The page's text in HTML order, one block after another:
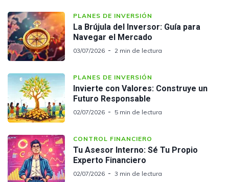
PLANES DE INVERSIÓN
La Brújula del Inversor: Guía para
Navegar el Mercado
03/07/2026 2 min de lectura
PLANES DE INVERSIÓN
Invierte con Valores: Construye un
Futuro Responsable
02/07/2026 5 min de lectura
CONTROL FINANCIERO
Tu Asesor Interno: Sé Tu Propio
Experto Financiero
02/07/2026 3 min de lectura